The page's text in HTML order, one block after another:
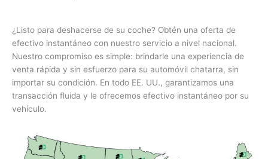
¿Listo para deshacerse de su coche? Obtén una oferta de
efectivo instantáneo con nuestro servicio a nivel nacional.
Nuestro compromiso es simple: brindarle una experiencia de
venta rápida y sin esfuerzo para su automóvil chatarra, sin
importar su condición. En todo EE. UU., garantizamos una
transacción fluida y le ofrecemos efectivo instantáneo por su
vehículo.